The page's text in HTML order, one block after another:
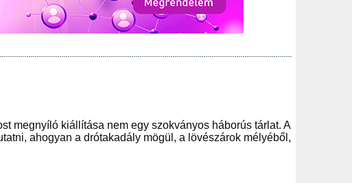
megnyíló kiállítása nem egy szokványos háborús tárlat. A
ahogyan a drótakadály mögül, a lövészárok mélyéből,